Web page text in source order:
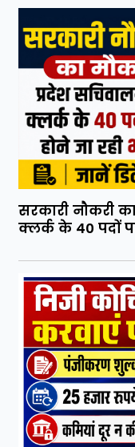
सरकारी नौकरी
क्लर्क के 40 पदों